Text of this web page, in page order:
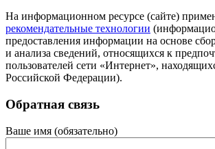
На информационном ресурсе (сайте)
рекомендательные технологии
предоставления информации на основе
и анализа сведений, относящихся к
пользователей сети «Интернет»,
Российской Федерации).
Обратная связь
Ваше имя (обязательно)